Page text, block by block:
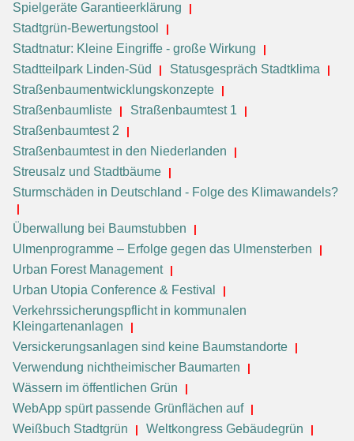
Spielgeräte Garantieerklärung
Stadtgrün-Bewertungstool
Stadtnatur: Kleine Eingriffe - große Wirkung
Stadtteilpark Linden-Süd
Statusgespräch Stadtklima
Straßenbaumentwicklungskonzepte
Straßenbaumliste
Straßenbaumtest 1
Straßenbaumtest 2
Straßenbaumtest in den Niederlanden
Streusalz und Stadtbäume
Sturmschäden in Deutschland - Folge des Klimawandels?
Überwallung bei Baumstubben
Ulmenprogramme – Erfolge gegen das Ulmensterben
Urban Forest Management
Urban Utopia Conference & Festival
Verkehrssicherungspflicht in kommunalen
Kleingartenanlagen
Versickerungsanlagen sind keine Baumstandorte
Verwendung nichtheimischer Baumarten
Wässern im öffentlichen Grün
WebApp spürt passende Grünflächen auf
Weißbuch Stadtgrün
Weltkongress Gebäudegrün